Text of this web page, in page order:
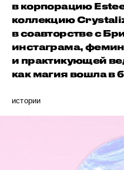
в корпорацию
коллекцию
в соавторстве с
инстаграма,
и практикующей
как магия вошла в
истории